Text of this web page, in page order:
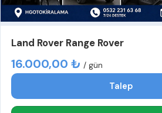
Land Rover Range Rover
16.000,00 ₺ / gün
Talep